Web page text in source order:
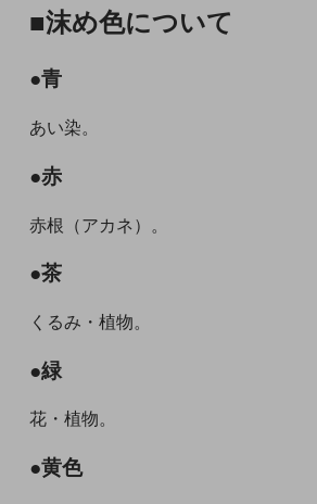
■沫め色について
●青
あい染。
●赤
赤根（アカネ）。
●茶
くるみ・植物。
●緑
花・植物。
●黄色